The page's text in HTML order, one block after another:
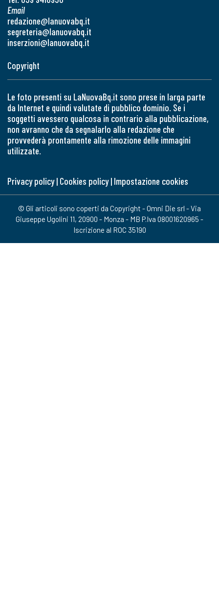
Email
redazione@lanuovabq.it
segreteria@lanuovabq.it
inserzioni@lanuovabq.it
Copyright
Le foto presenti su LaNuovaBq.it sono prese in larga parte
da Internet e quindi valutate di pubblico dominio. Se i
soggetti avessero qualcosa in contrario alla pubblicazione,
non avranno che da segnalarlo alla redazione che
provvederà prontamente alla rimozione delle immagini
utilizzate.
Privacy policy| Cookies policy| Impostazione cookies
© Gli articoli sono coperti da Copyright - Omni Die srl - Via
Giuseppe Ugolini 11, 20900 - Monza - MB P.Iva 08001620965 -
Iscrizione al ROC 35190